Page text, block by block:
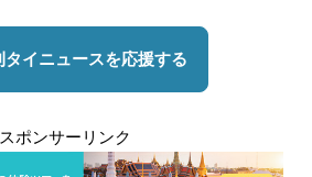
スポンサーリンク